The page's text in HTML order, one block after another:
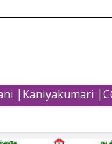
|Kaniyakumari